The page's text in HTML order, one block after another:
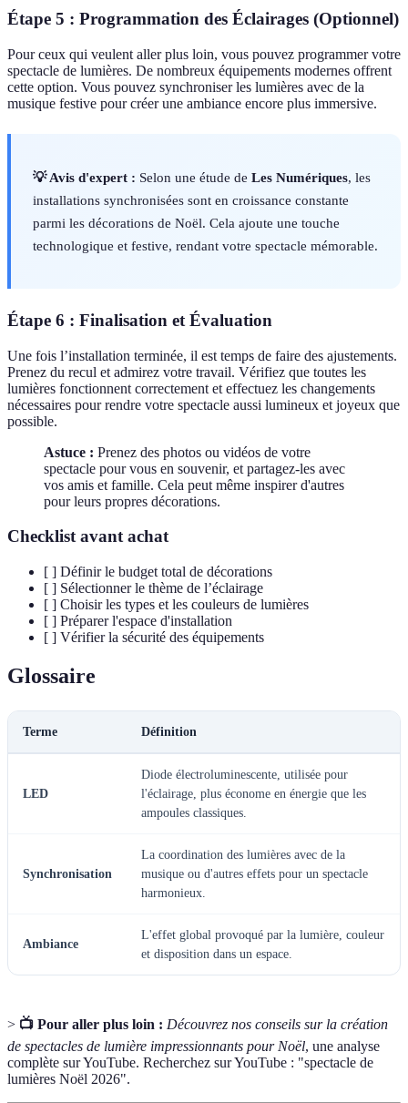
Étape 5 : Programmation des Éclairages (Optionnel)
Pour ceux qui veulent aller plus loin, vous pouvez programmer votre
spectacle de lumières. De nombreux équipements modernes offrent
cette option. Vous pouvez synchroniser les lumières avec de la
musique festive pour créer une ambiance encore plus immersive.
💡 Avis d'expert : Selon une étude de Les Numériques, les
installations synchronisées sont en croissance constante
parmi les décorations de Noël. Cela ajoute une touche
technologique et festive, rendant votre spectacle mémorable.
Étape 6 : Finalisation et Évaluation
Une fois l’installation terminée, il est temps de faire des ajustements.
Prenez du recul et admirez votre travail. Vérifiez que toutes les
lumières fonctionnent correctement et effectuez les changements
nécessaires pour rendre votre spectacle aussi lumineux et joyeux que
possible.
Astuce : Prenez des photos ou vidéos de votre
spectacle pour vous en souvenir, et partagez-les avec
vos amis et famille. Cela peut même inspirer d'autres
pour leurs propres décorations.
Checklist avant achat
[ ] Définir le budget total de décorations
[ ] Sélectionner le thème de l’éclairage
[ ] Choisir les types et les couleurs de lumières
[ ] Préparer l'espace d'installation
[ ] Vérifier la sécurité des équipements
Glossaire
Terme Définition
LED
Diode électroluminescente, utilisée pour
l'éclairage, plus économe en énergie que les
ampoules classiques.
Synchronisation
La coordination des lumières avec de la
musique ou d'autres effets pour un spectacle
harmonieux.
Ambiance
L'effet global provoqué par la lumière, couleur
et disposition dans un espace.
> 📺 Pour aller plus loin : Découvrez nos conseils sur la création
de spectacles de lumière impressionnants pour Noël, une analyse
complète sur YouTube. Recherchez sur YouTube : "spectacle de
lumières Noël 2026".